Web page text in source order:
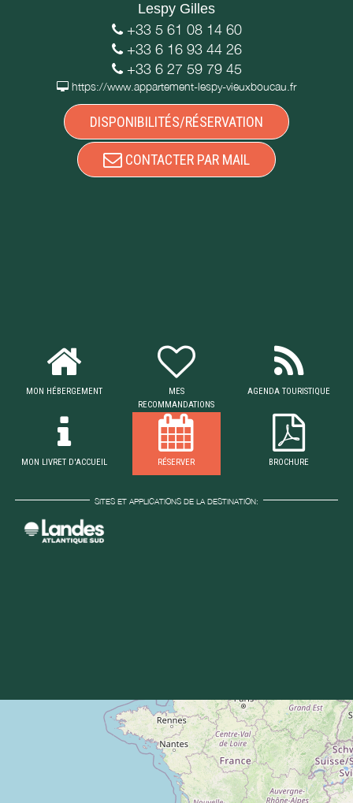
Lespy Gilles
+33 5 61 08 14 60
+33 6 16 93 44 26
+33 6 27 59 79 45
https://www.appartement-lespy-vieuxboucau.fr
DISPONIBILITÉS/RÉSERVATION
CONTACTER PAR MAIL
MON HÉBERGEMENT
MES
RECOMMANDATIONS
AGENDA TOURISTIQUE
MON LIVRET D'ACCUEIL RÉSERVER BROCHURE
SITES ET APPLICATIONS DE LA DESTINATION: